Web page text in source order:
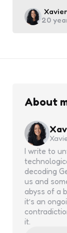
by
20
About
I write to
decoding
us and
abyss of a
it’s an
it.